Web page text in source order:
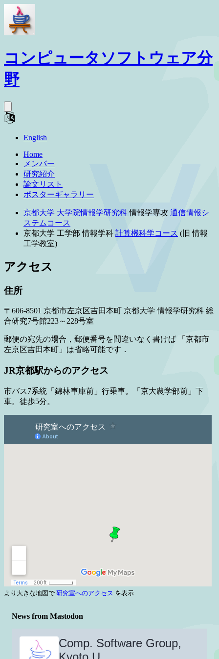
コンピュータソフトウェア分
野
English
Home
メンバー
研究紹介
論文リスト
ポスターギャラリー
京都大学 大学院情報学研究科情報学専攻 通信情報シ
ステムコース
京都大学 工学部 情報学科 計算機科学コース (旧 情報
工学教室)
アクセス
住所
〒606-8501 京都市左京区吉田本町 京都大学 情報学研究科 総
合研究7号館223～228号室
郵便の宛先の場合，郵便番号を間違いなく書けば 「京都市
左京区吉田本町」は省略可能です．
JR京都駅からのアクセス
市バス7系統「錦林車庫前」行乗車。「京大農学部前」下
車。徒歩5分。
より大きな地図で 研究室へのアクセス を表示
News from Mastodon